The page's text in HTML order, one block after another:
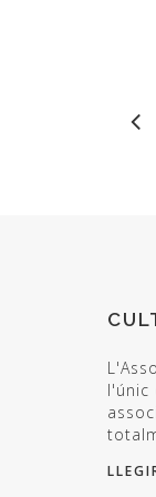
l'únic